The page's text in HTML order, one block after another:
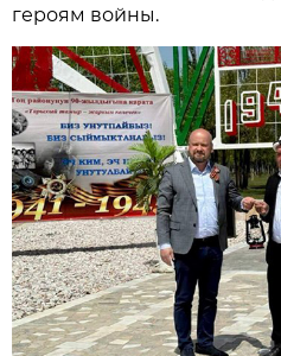
героям войны.